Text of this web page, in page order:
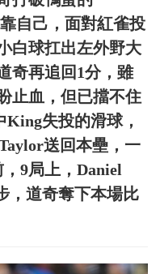
自己，面對紅雀投
白球扛出左外野大
奇再追回1分，雖
止血，但已擋不住
失投的滑球，
送回本壘，一
9局上，Daniel
，道奇奪下本場比